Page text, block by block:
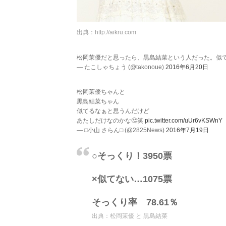
出典： http://aikru.com
松岡茉優だと思ったら、黒島結菜という人だった。似
— たこしゃちょう (@takonoue) 2016年6月20日
松岡茉優ちゃんと
黒島結菜ちゃん
似てるなぁと思うんだけど
あたしだけなのかな🤔笑 pic.twitter.com/uUr6vKSWnY
— □小山 さらん□ (@2825News) 2016年7月19日
○そっくり！3950票
×似てない…1075票
そっくり率 78.61％
出典： 松岡茉優 と 黒島結菜